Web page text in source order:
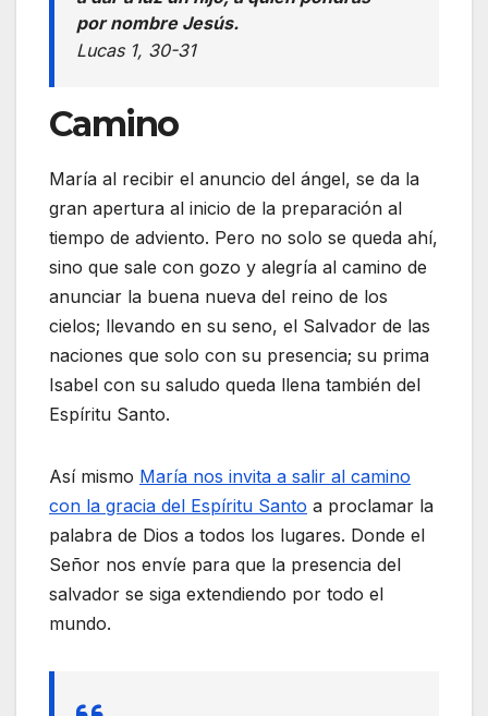
por nombre Jesús.
Lucas 1, 30-31
Camino
María al recibir el anuncio del ángel, se da la
gran apertura al inicio de la preparación al
tiempo de adviento. Pero no solo se queda ahí,
sino que sale con gozo y alegría al camino de
anunciar la buena nueva del reino de los
cielos; llevando en su seno, el Salvador de las
naciones que solo con su presencia; su prima
Isabel con su saludo queda llena también del
Espíritu Santo.
Así mismo María nos invita a salir al camino
con la gracia del Espíritu Santo a proclamar la
palabra de Dios a todos los lugares. Donde el
Señor nos envíe para que la presencia del
salvador se siga extendiendo por todo el
mundo.